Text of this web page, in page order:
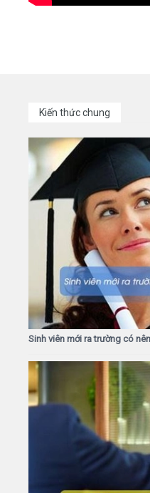
Kiến thức chung
Sinh viên mới ra trường có